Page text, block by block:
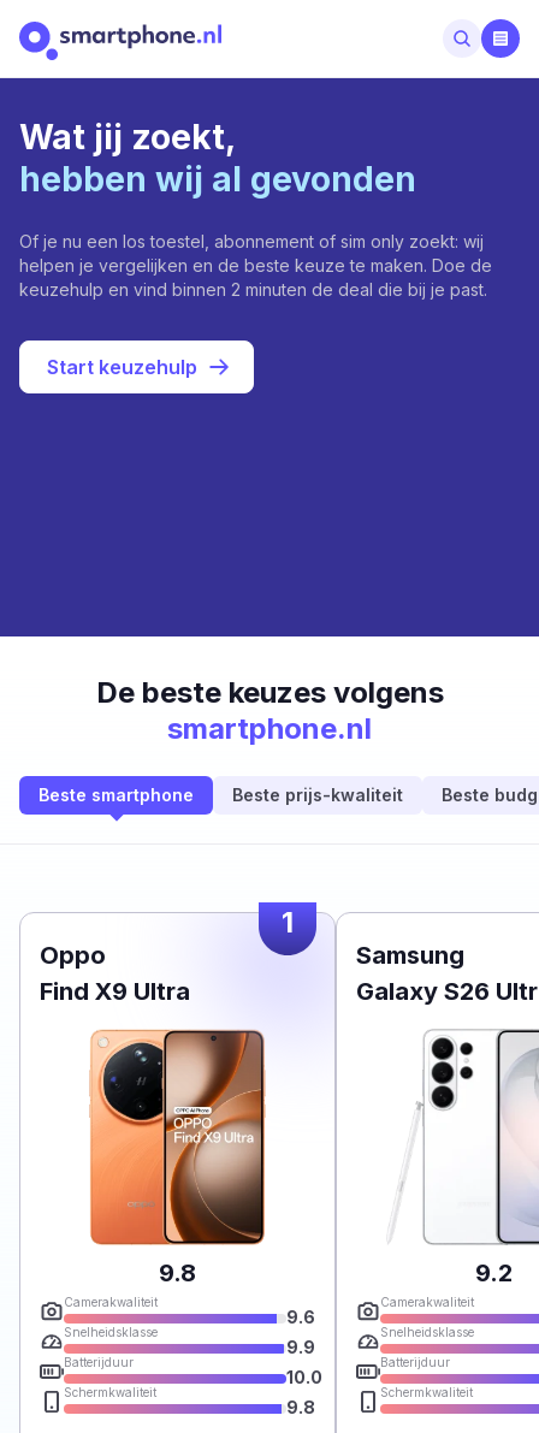
Wat jij zoekt,
hebben wij al gevonden
Of je nu een los toestel, abonnement of sim only zoekt: wij
helpen je vergelijken en de beste keuze te maken. Doe de
keuzehulp en vind binnen 2 minuten de deal die bij je past.
Start keuzehulp
De beste keuzes volgens
smartphone.nl
Beste smartphone Beste prijs-kwaliteit Beste
1
Oppo
Find X9 Ultra
9.8
Camerakwaliteit
9.6
Snelheidsklasse
9.9
Batterijduur
10.0
Schermkwaliteit
9.8
Samsung
Galaxy S26
9.2
Camerakwaliteit
Snelheidsklasse
Batterijduur
Schermkwaliteit